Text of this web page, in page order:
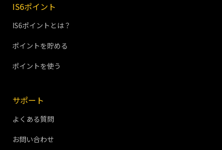
IS6ポイント
IS6ポイントとは？
ポイントを貯める
ポイントを使う
サポート
よくある質問
お問い合わせ